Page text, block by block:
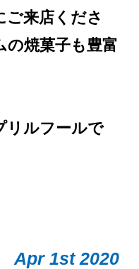
来店くださ
の焼菓子も豊富
リルフールで
Apr 1st 2020